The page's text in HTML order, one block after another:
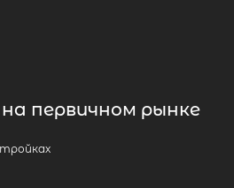
первичном рынке